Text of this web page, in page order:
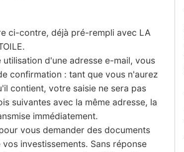
ci-contre, déjà pré-rempli avec LA
d'une adresse e-mail, vous
confirmation : tant que vous n'aurez
contient, votre saisie ne sera pas
suivantes avec la même adresse, la
immédiatement.
vous demander des documents
investissements. Sans réponse